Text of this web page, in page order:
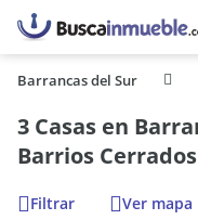
Barrancas del Sur
3 Casas en
Barrios
Filtrar Ver mapa